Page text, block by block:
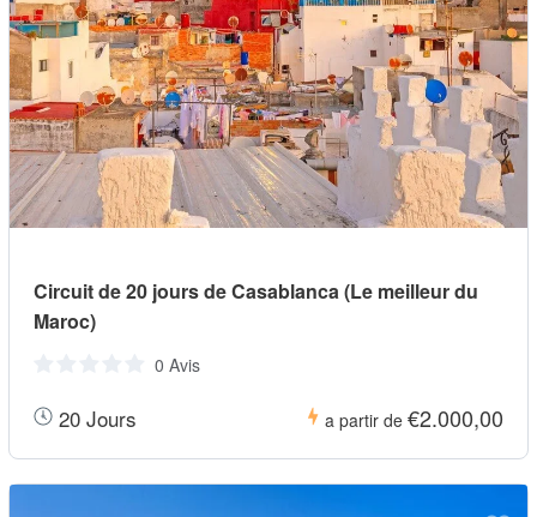
Circuit de 20 jours de Casablanca (Le meilleur du
Maroc)
0 Avis
20 Jours a partir de €2.000,00